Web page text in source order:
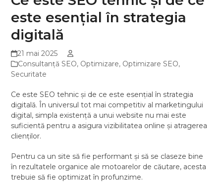
este esențial în strategia
digitală
21 mai 2025
Consultanţă SEO, Optimizare, Optimizare SEO,
Securitate
Ce este SEO tehnic și de ce este esențial în strategia
digitală. În universul tot mai competitiv al marketingului
digital, simpla existență a unui website nu mai este
suficientă pentru a asigura vizibilitatea online și atragerea
clienților.
Pentru ca un site să fie performant și să se claseze bine
în rezultatele organice ale motoarelor de căutare, acesta
trebuie să fie optimizat în profunzime.